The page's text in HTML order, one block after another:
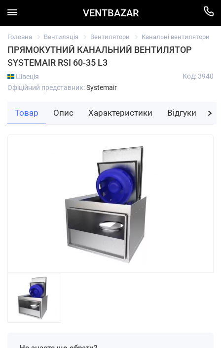
VENTBAZAR
Головна Вентиляція Вентилятори Канальні вентилятори
ПРЯМОКУТНИЙ КАНАЛЬНИЙ ВЕНТИЛЯТОР
SYSTEMAIR RSI 60-35 L3
Швеція
Офіційний представник:Systemair
Код: 3940
Товар Опис Характеристики Відгуки